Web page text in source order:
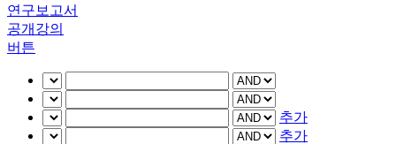
연구보고서
공개강의
버튼
추가
추가